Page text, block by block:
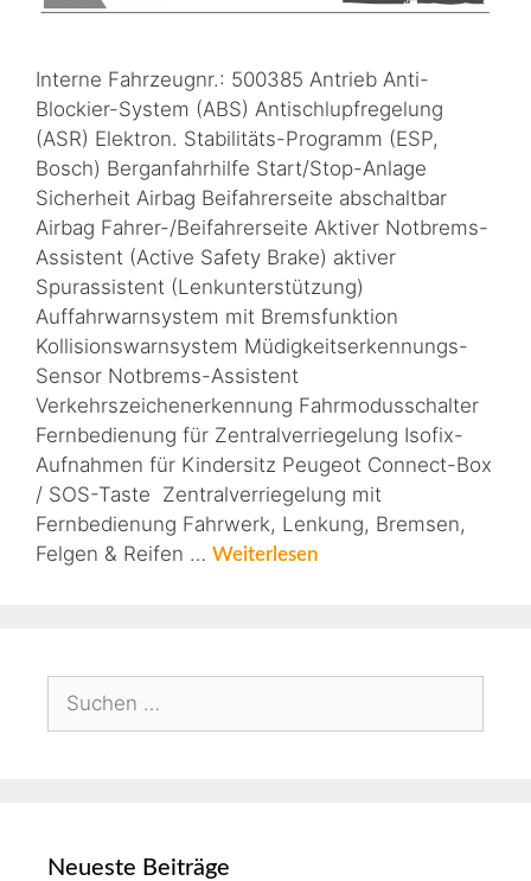
Interne Fahrzeugnr.: 500385 Antrieb Anti-
Blockier-System (ABS) Antischlupfregelung
(ASR) Elektron. Stabilitäts-Programm (ESP,
Bosch) Berganfahrhilfe Start/Stop-Anlage
Sicherheit Airbag Beifahrerseite abschaltbar
Airbag Fahrer-/Beifahrerseite Aktiver Notbrems-
Assistent (Active Safety Brake) aktiver
Spurassistent (Lenkunterstützung)
Auffahrwarnsystem mit Bremsfunktion
Kollisionswarnsystem Müdigkeitserkennungs-
Sensor Notbrems-Assistent
Verkehrszeichenerkennung Fahrmodusschalter
Fernbedienung für Zentralverriegelung Isofix-
Aufnahmen für Kindersitz Peugeot Connect-Box
/ SOS-Taste Zentralverriegelung mit
Fernbedienung Fahrwerk, Lenkung, Bremsen,
Felgen & Reifen … Weiterlesen
Neueste Beiträge